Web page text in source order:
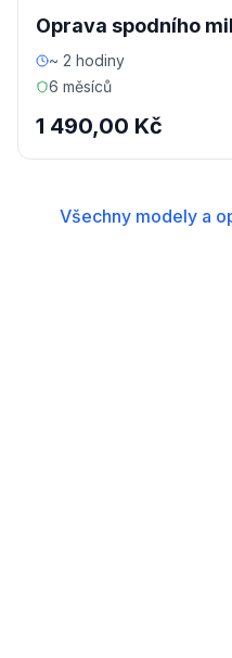
Oprava spodního
~ 2 hodiny
6 měsíců
1 490,00 Kč
Všechny modely a